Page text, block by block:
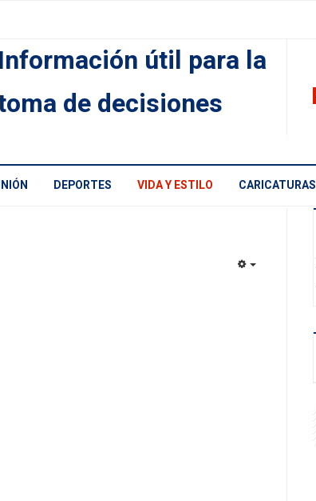
Información útil para la
de decisiones
DEPORTES VIDA Y ESTILO CARICATURAS